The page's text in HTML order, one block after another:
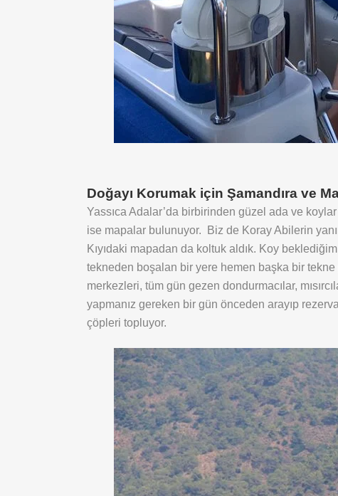
Doğayı Korumak için Şamandıra ve
Yassıca Adalar’da birbirinden güzel ada ve
ise mapalar bulunuyor. Biz de Koray Abilerin
Kıyıdaki mapadan da koltuk aldık. Koy
tekneden boşalan bir yere hemen başka bir
merkezleri, tüm gün gezen dondurmacılar,
yapmanız gereken bir gün önceden arayıp
çöpleri topluyor.